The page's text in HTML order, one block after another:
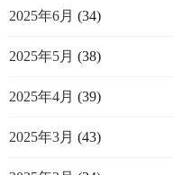
2025年6月 (34)
2025年5月 (38)
2025年4月 (39)
2025年3月 (43)